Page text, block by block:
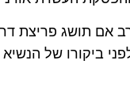
אם תושג פריצת
ביקורו של